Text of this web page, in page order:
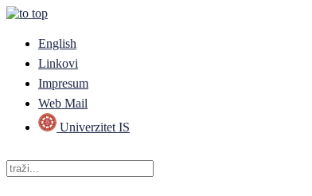
English
Linkovi
Impresum
Web Mail
Univerzitet IS